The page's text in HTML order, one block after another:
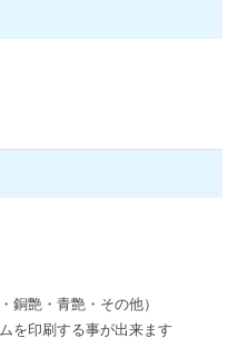
銅艶・青艶・その他）
を印刷する事が出来ます